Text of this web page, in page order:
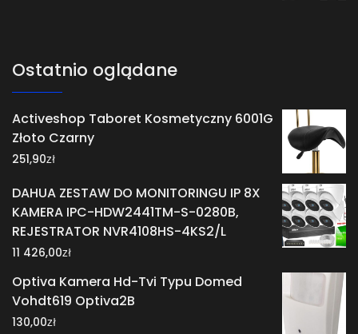
Ostatnio oglądane
Activeshop Taboret Kosmetyczny 6001G
Złoto Czarny
251,90zł
DAHUA ZESTAW DO MONITORINGU IP 8X
KAMERA IPC-HDW2441TM-S-0280B,
REJESTRATOR NVR4108HS-4KS2/L
11 426,00zł
Optiva Kamera Hd-Tvi Typu Domed
Vohdt619 Optiva2B
130,00zł